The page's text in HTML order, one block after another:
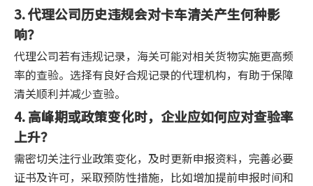
3. 代理公司历史违规会对卡车清关产生何种影
响？
代理公司若有违规记录，海关可能对相关货物实施更高频
率的查验。选择有良好合规记录的代理机构，有助于保障
清关顺利并减少查验。
4. 高峰期或政策变化时，企业应如何应对查验率
上升？
需密切关注行业政策变化，及时更新申报资料，完善必要
证书及许可，采取预防性措施，比如增加提前申报时间和